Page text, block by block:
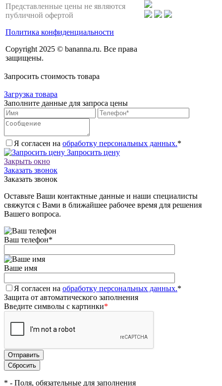
Представленные цены не являются
публичной офертой
Политика конфиденциальности
Copyright 2025 © bananna.ru. Все права
защищены.
Запросить стоимость товара
Загрузка товара
Заполните данные для запроса цены
Я согласен на обработку персональных данных.*
Запросить цену
Закрыть окно
Заказать звонок
Заказать звонок
Оставьте Ваши контактные данные и наши специалисты
свяжутся с Вами в ближайшее рабочее время для решения
Вашего вопроса.
Ваш телефон*
Ваше имя
Я согласен на обработку персональных данных.*
Защита от автоматического заполнения
Введите символы с картинки*
* - Поля, обязательные для заполнения